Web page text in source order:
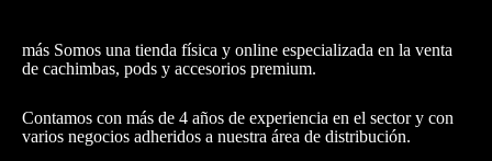
más Somos una tienda física y online especializada en la venta
de cachimbas, pods y accesorios premium.
Contamos con más de 4 años de experiencia en el sector y con
varios negocios adheridos a nuestra área de distribución.